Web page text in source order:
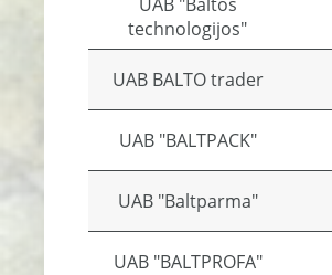
technologijos"
UAB BALTO trader
UAB "BALTPACK"
UAB "Baltparma"
UAB "BALTPROFA"